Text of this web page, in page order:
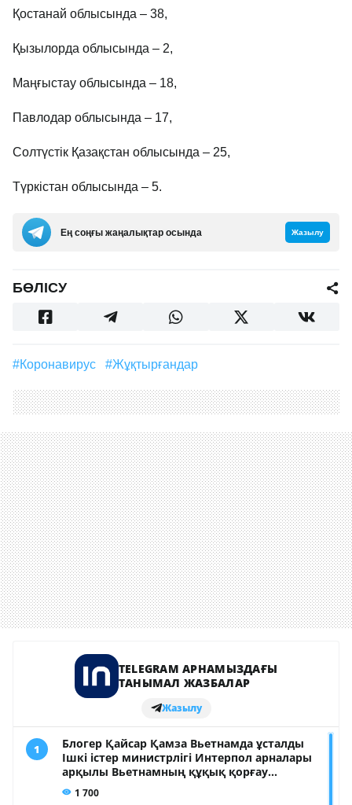
Қостанай облысында – 38,
Қызылорда облысында – 2,
Маңғыстау облысында – 18,
Павлодар облысында – 17,
Солтүстік Қазақстан облысында – 25,
Түркістан облысында – 5.
Ең соңғы жаңалықтар осында Жазылу
БӨЛІСУ
#Коронавирус #жұқтырғандар